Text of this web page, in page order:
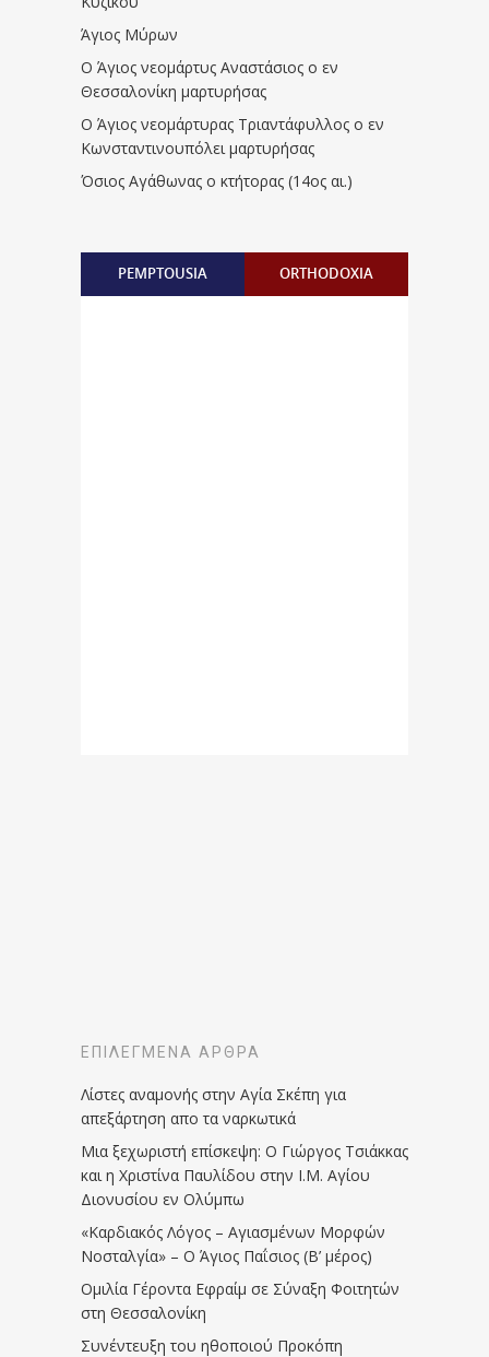
Άγιος Μύρων
Ο Άγιος νεομάρτυς Αναστάσιος ο εν
Θεσσαλονίκη μαρτυρήσας
Ο Άγιος νεομάρτυρας Τριαντάφυλλος ο εν
Κωνσταντινουπόλει μαρτυρήσας
Όσιος Αγάθωνας ο κτήτορας (14ος αι.)
PEMPTOUSIA ORTHODOXIA
ΕΠΙΛΕΓΜΈΝΑ ΆΡΘΡΑ
Λίστες αναμονής στην Αγία Σκέπη για
απεξάρτηση απο τα ναρκωτικά
Μια ξεχωριστή επίσκεψη: Ο Γιώργος Τσιάκκας
και η Χριστίνα Παυλίδου στην Ι.Μ. Αγίου
Διονυσίου εν Ολύμπω
«Καρδιακός Λόγος – Αγιασμένων Μορφών
Νοσταλγία» – Ο Άγιος Παΐσιος (Β’ μέρος)
Ομιλία Γέροντα Εφραίμ σε Σύναξη Φοιτητών
στη Θεσσαλονίκη
Συνέντευξη του ηθοποιού Προκόπη